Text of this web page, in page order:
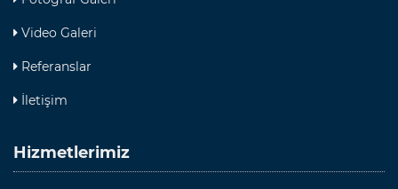
Video Galeri
Referanslar
İletişim
Hizmetlerimiz